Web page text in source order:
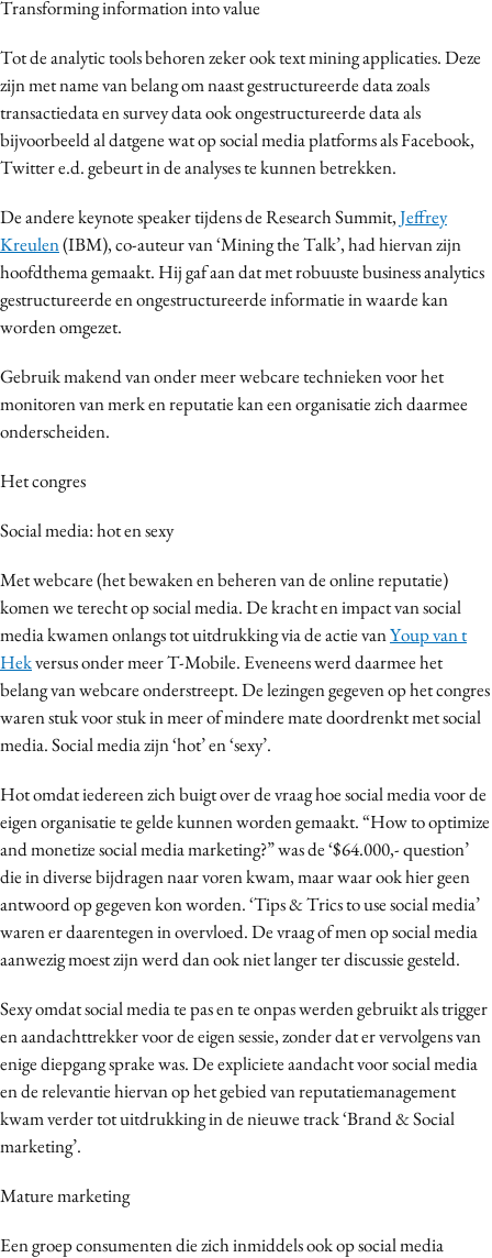
Transforming information into value
Tot de analytic tools behoren zeker ook text mining applicaties. Deze
zijn met name van belang om naast gestructureerde data zoals
transactiedata en survey data ook ongestructureerde data als
bijvoorbeeld al datgene wat op social media platforms als Facebook,
Twitter e.d. gebeurt in de analyses te kunnen betrekken.
De andere keynote speaker tijdens de Research Summit,Jeffrey
Kreulen(IBM), co-auteur van ‘Mining the Talk’, had hiervan zijn
hoofdthema gemaakt. Hij gaf aan dat met robuuste business analytics
gestructureerde en ongestructureerde informatie in waarde kan
worden omgezet.
Gebruik makend van onder meer webcare technieken voor het
monitoren van merk en reputatie kan een organisatie zich daarmee
onderscheiden.
Het congres
Social media: hot en sexy
Met webcare (het bewaken en beheren van de online reputatie)
komen we terecht op social media. De kracht en impact van social
media kwamen onlangs tot uitdrukking via de actie vanYoup van t
Hekversus onder meer T-Mobile. Eveneens werd daarmee het
belang van webcare onderstreept. De lezingen gegeven op het congres
waren stuk voor stuk in meer of mindere mate doordrenkt met social
media. Social media zijn ‘hot’ en ‘sexy’.
Hot omdat iedereen zich buigt over de vraag hoe social media voor de
eigen organisatie te gelde kunnen worden gemaakt. “How to optimize
and monetize social media marketing?” was de ‘$64.000,- question’
die in diverse bijdragen naar voren kwam, maar waar ook hier geen
antwoord op gegeven kon worden. ‘Tips & Trics to use social media’
waren er daarentegen in overvloed. De vraag of men op social media
aanwezig moest zijn werd dan ook niet langer ter discussie gesteld.
Sexy omdat social media te pas en te onpas werden gebruikt als trigger
en aandachttrekker voor de eigen sessie, zonder dat er vervolgens van
enige diepgang sprake was. De expliciete aandacht voor social media
en de relevantie hiervan op het gebied van reputatiemanagement
kwam verder tot uitdrukking in de nieuwe track ‘Brand & Social
marketing’.
Mature marketing
Een groep consumenten die zich inmiddels ook op social media